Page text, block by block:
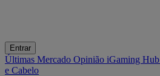
Entrar
Últimas Mercado Opinião iGaming Hub
e Cabelo